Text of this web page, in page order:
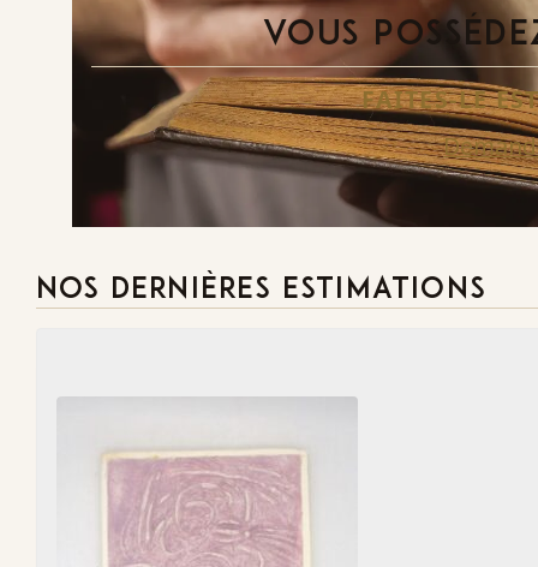
VOUS
FAITES-LE
NOS DERNIÈRES ESTIMATIONS